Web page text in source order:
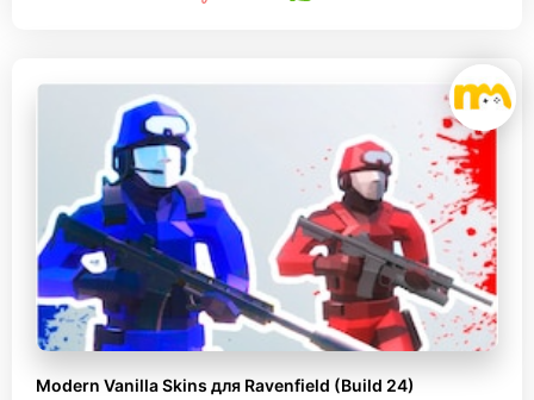
Modern Vanilla Skins для Ravenfield (Build 24)